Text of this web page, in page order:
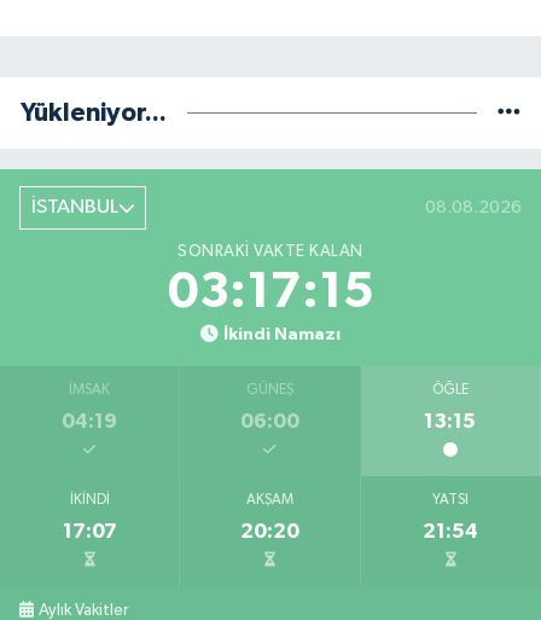
Yükleniyor...
İSTANBUL 08.08.2026
SONRAKI VAKTE KALAN
03:17:15
İkindi Namazı
İMSAK
04:19
GÜNEŞ
06:00
ÖĞLE
13:15
İKINDI
17:07
AKŞAM
20:20
YATSI
21:54
Aylık Vakitler